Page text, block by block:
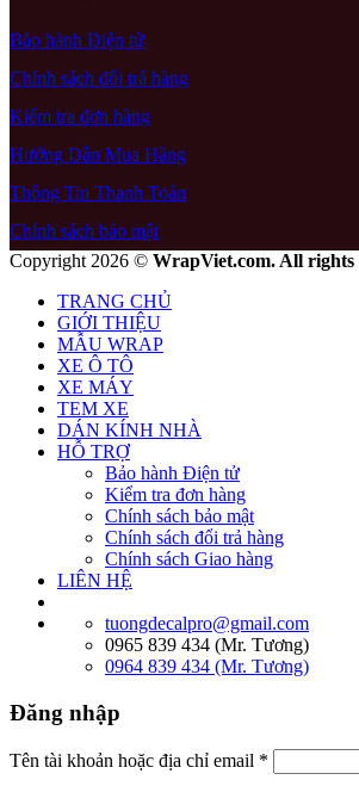
Bảo hành Điện tử
Chính sách đổi trả hàng
Kiểm tra đơn hàng
Hướng Dẫn Mua Hàng
Thông Tin Thanh Toán
Chính sách bảo mật
Copyright 2026 © WrapViet.com. All rights
TRANG CHỦ
GIỚI THIỆU
MẪU WRAP
XE Ô TÔ
XE MÁY
TEM XE
DÁN KÍNH NHÀ
HỖ TRỢ
Bảo hành Điện tử
Kiểm tra đơn hàng
Chính sách bảo mật
Chính sách đổi trả hàng
Chính sách Giao hàng
LIÊN HỆ
tuongdecalpro@gmail.com
0965 839 434 (Mr. Tương)
0964 839 434 (Mr. Tương)
Đăng nhập
Tên tài khoản hoặc địa chỉ email *